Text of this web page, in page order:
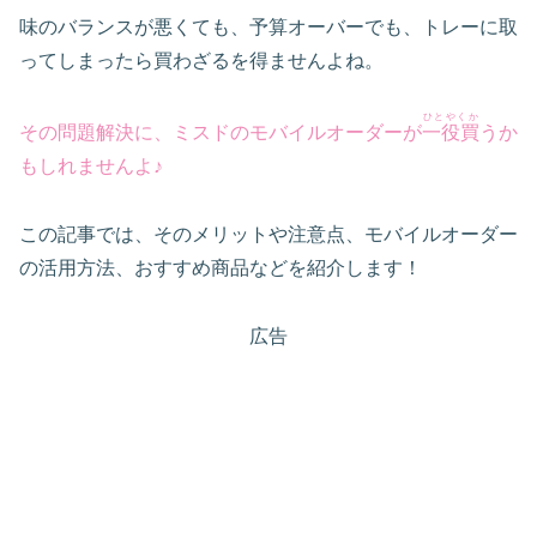
味のバランスが悪くても、予算オーバーでも、トレーに取
ってしまったら買わざるを得ませんよね。
その問題解決に、ミスドのモバイルオーダーが一役買
ひとやくか
うか
もしれませんよ♪
この記事では、そのメリットや注意点、モバイルオーダー
の活用方法、おすすめ商品などを紹介します！
広告